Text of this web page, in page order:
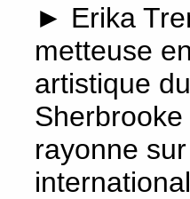
► Erika
metteuse
artistique
rayonne